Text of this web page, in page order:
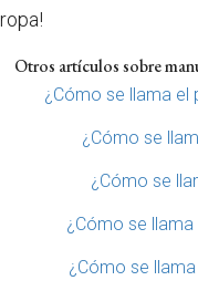
ropa!
Otros artículos sobre
¿Cómo se llama el
¿Cómo se
¿Cómo se
¿Cómo se llama
¿Cómo se